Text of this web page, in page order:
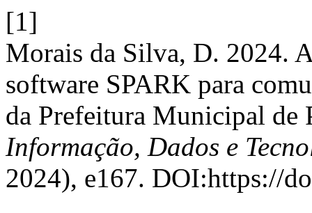
[1]
Morais da Silva, D. 2024.
software SPARK para
da Prefeitura Municipal de
Informação, Dados e
2024), e167. DOI:https://